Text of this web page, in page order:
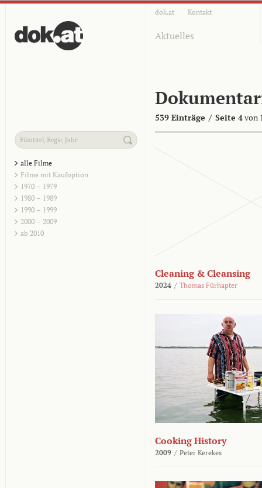
dok.at Kontakt
Aktuelles
539 Einträge / Seite 4von
alle Filme
Filme mit Kaufoption
1970 – 1979
1980 – 1989
1990 – 1999
2000 – 2009
ab 2010
Cleaning & Cleansing
2024 / Thomas Fürhapter
Cooking History
2009 / Peter Kerekes